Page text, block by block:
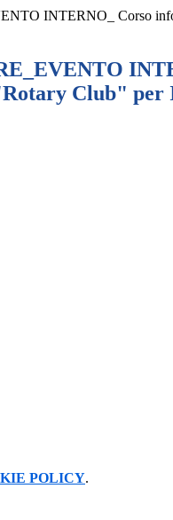
INTERNO_ Corso
Club" per
POLICY.